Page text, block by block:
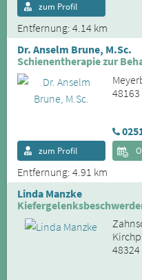
Entfernung: 4.14 km
zum Profil
Dr. Anselm Brune, M.Sc.
Schienentherapie zur
Entfernung: 4.91 km
zum Profil
Linda Manzke